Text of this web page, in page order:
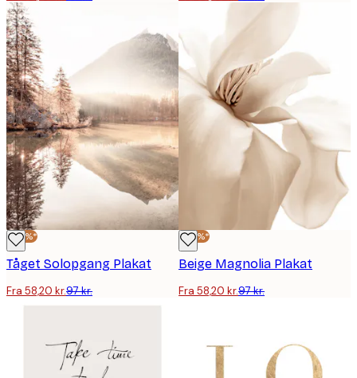
-40%*
Tåget Solopgang Plakat
Fra 58,20 kr.97 kr.
-40%*
Beige Magnolia Plakat
Fra 58,20 kr.97 kr.